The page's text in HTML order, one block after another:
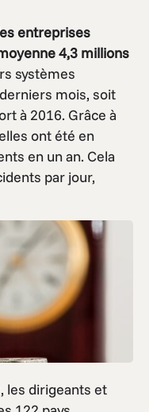
entreprises
4,3 millions
systèmes
mois, soit
à 2016. Grâce à
ont été en
en un an. Cela
par jour,
les dirigeants et